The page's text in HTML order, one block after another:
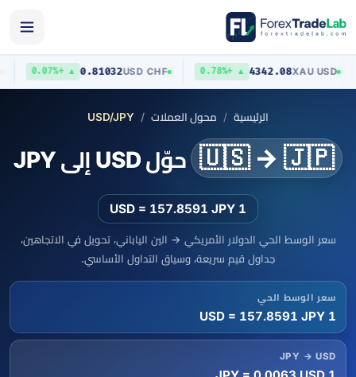
XAU/USD
4342.08
▲ +0.78%
USD/CHF
0.81032
▲ +0.07%
الرئيسية محول العملات USD/JPY
🇺🇸 → 🇯🇵 حوّل USD إلى JPY
1 USD = 157.8591 JPY
سعر الوسط الحي الدولار الأمريكي → الين الياباني، تحويل في الاتجاهين،
جداول قيم سريعة، وسياق التداول الأساسي.
سعر الوسط الحي
1 USD = 157.8591 JPY
JPY → USD